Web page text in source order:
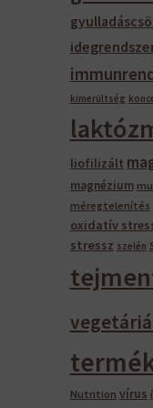
kimerültség
liofilizált
magnézium
méregtelenítés
oxidatív
stressz szelén
Nutrition vírus